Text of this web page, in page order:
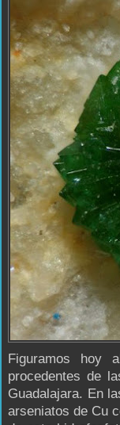
Figuramos hoy
procedentes de
Guadalajara. En
arseniatos de Cu